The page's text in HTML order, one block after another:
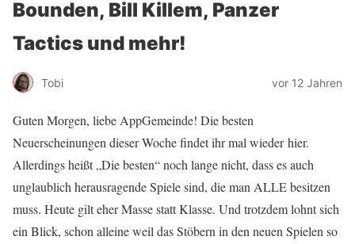
Bounden, Bill Killem, Panzer
Tactics und mehr!
Tobi vor 12 Jahren
Guten Morgen, liebe AppGemeinde! Die besten
Neuerscheinungen dieser Woche findet ihr mal wieder hier.
Allerdings heißt „Die besten“ noch lange nicht, dass es auch
unglaublich herausragende Spiele sind, die man ALLE besitzen
muss. Heute gilt eher Masse statt Klasse. Und trotzdem lohnt sich
ein Blick, schon alleine weil das Stöbern in den neuen Spielen so